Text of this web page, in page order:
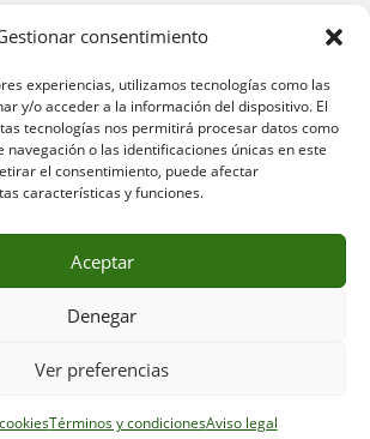
consentimiento
experiencias, utilizamos tecnologías como las
y/o acceder a la información del dispositivo. El
tecnologías nos permitirá procesar datos como
o las identificaciones únicas en este
el consentimiento, puede afectar
características y funciones.
Aceptar
Denegar
Ver preferencias
Términos y condicionesAviso legal
de recogida:
León
POLÍTICA DE PRIVACIDAD
POLÍTICA DE COMPRA
TÉRMINOS Y CONDICIONES